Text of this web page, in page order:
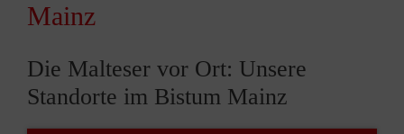
Mainz
Die Malteser vor Ort: Unsere
Standorte im Bistum Mainz